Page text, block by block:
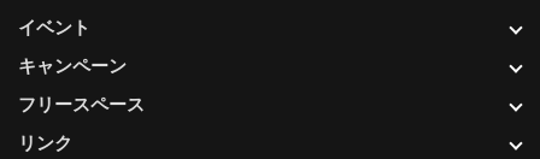
イベント
キャンペーン
フリースペース
リンク